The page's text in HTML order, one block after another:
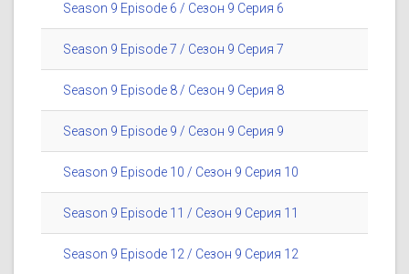
Season 9 Episode 6 / Сезон 9 Серия 6
Season 9 Episode 7 / Сезон 9 Серия 7
Season 9 Episode 8 / Сезон 9 Серия 8
Season 9 Episode 9 / Сезон 9 Серия 9
Season 9 Episode 10 / Сезон 9 Серия 10
Season 9 Episode 11 / Сезон 9 Серия 11
Season 9 Episode 12 / Сезон 9 Серия 12